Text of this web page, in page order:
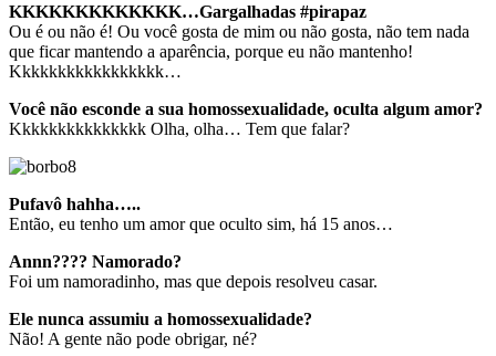
KKKKKKKKKKKKK…Gargalhadas #pirapaz
Ou é ou não é! Ou você gosta de mim ou não gosta, não tem nada
que ficar mantendo a aparência, porque eu não mantenho!
Kkkkkkkkkkkkkkkkk…
Você não esconde a sua homossexualidade, oculta algum amor?
Kkkkkkkkkkkkkkk Olha, olha… Tem que falar?
Pufavô hahha…..
Então, eu tenho um amor que oculto sim, há 15 anos…
Annn???? Namorado?
Foi um namoradinho, mas que depois resolveu casar.
Ele nunca assumiu a homossexualidade?
Não! A gente não pode obrigar, né?